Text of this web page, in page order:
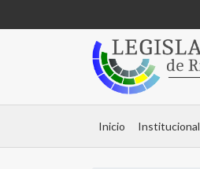
Inicio Institucional